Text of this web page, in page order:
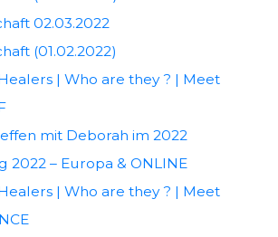
02.03.2022
(01.02.2022)
| Who are they ? | Meet
mit Deborah im 2022
2022 – Europa & ONLINE
| Who are they ? | Meet